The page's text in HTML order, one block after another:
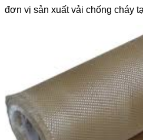
đơn vị sản xuất vải chống cháy